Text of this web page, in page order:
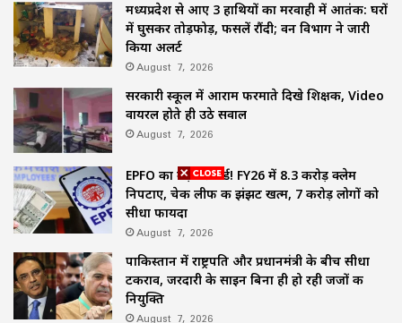
मध्यप्रदेश से आए 3 हाथियों का मरवाही में आतंक: घरों
में घुसकर तोड़फोड़, फसलें रौंदी; वन विभाग ने जारी
किया अलर्ट
August 7, 2026
सरकारी स्कूल में आराम फरमाते दिखे शिक्षक, Video
वायरल होते ही उठे सवाल
August 7, 2026
EPFO का बड़ा रिकॉर्ड! FY26 में 8.3 करोड़ क्लेम
निपटाए, चेक लीफ की झंझट खत्म, 7 करोड़ लोगों को
सीधा फायदा
August 7, 2026
पाकिस्तान में राष्ट्रपति और प्रधानमंत्री के बीच सीधा
टकराव, जरदारी के साइन बिना ही हो रही जजों की
नियुक्ति
August 7, 2026